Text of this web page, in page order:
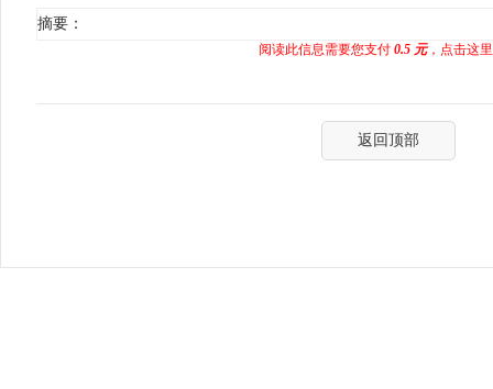
摘要：
阅读此信息需要您支付 0.5 元，点击这
返回顶部